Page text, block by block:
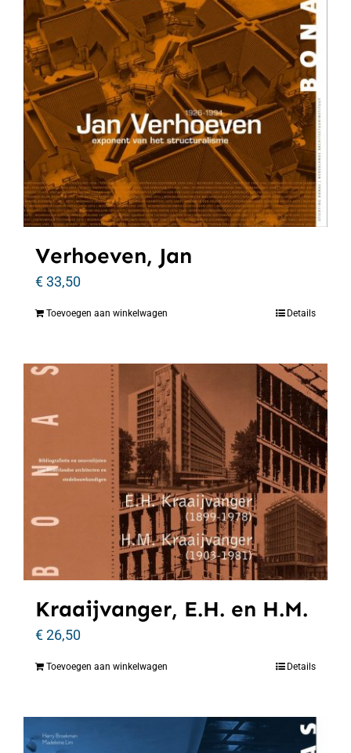
Verhoeven, Jan
€33,50
Toevoegen aan winkelwagen Details
Kraaijvanger, E.H. en H.M.
€26,50
Toevoegen aan winkelwagen Details